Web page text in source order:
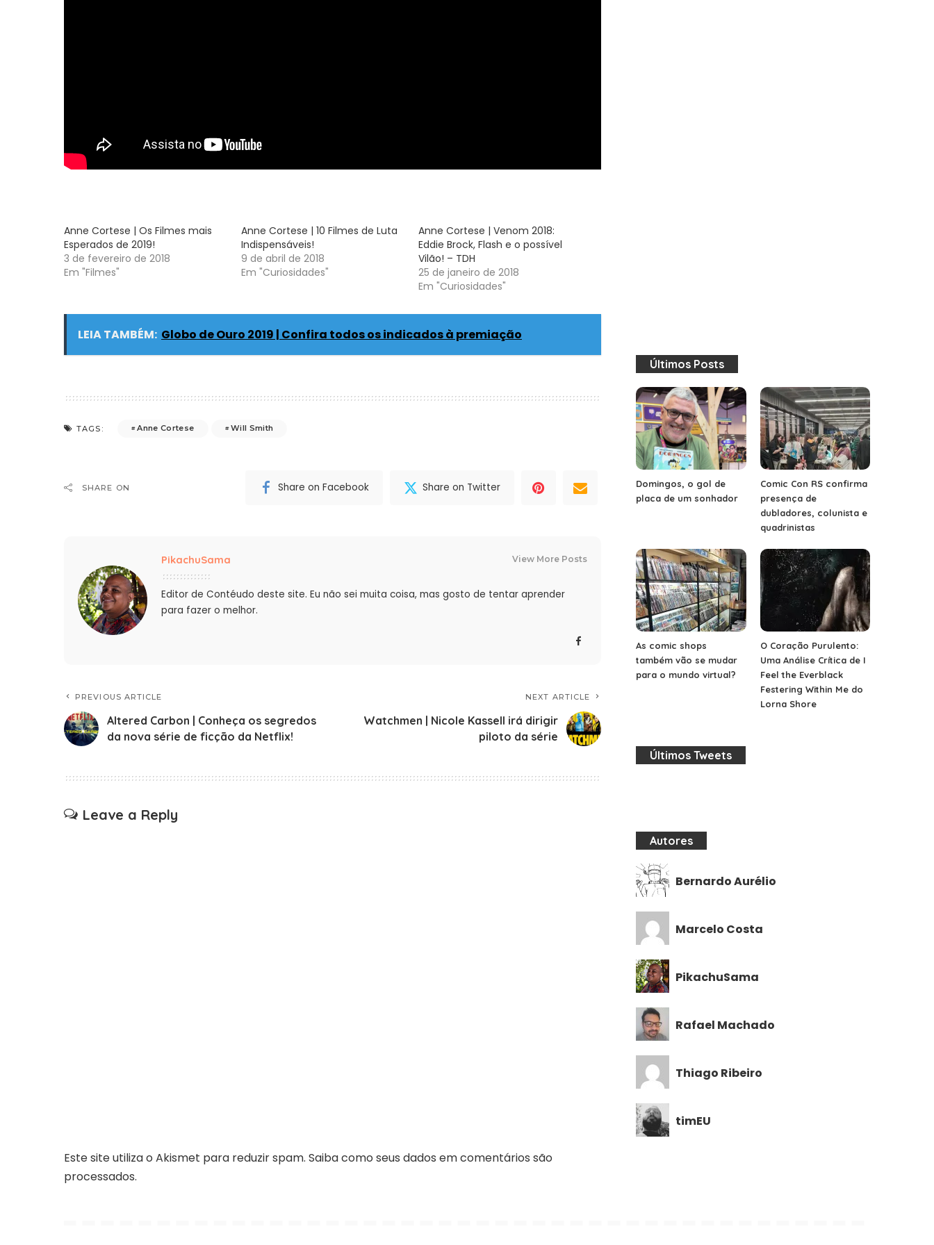
Anne Cortese | Os Filmes mais
Esperados de 2019!
3 de fevereiro de 2018
Em "Filmes"
Anne Cortese | 10 Filmes de Luta
Indispensáveis!
9 de abril de 2018
Em "Curiosidades"
Anne Cortese | Venom 2018:
Eddie Brock, Flash e o possível
Vilão! – TDH
25 de janeiro de 2018
Em "Curiosidades"
LEIA TAMBÉM: Globo de Ouro 2019 | Confira todos os indicados à premiação
TAGS: Anne Cortese Will Smith
SHARE ON Share on Facebook Share on Twitter
PikachuSama View More Posts
Editor de Contéudo deste site. Eu não sei muita coisa, mas gosto de tentar aprender
para fazer o melhor.
PREVIOUS ARTICLE
Altered Carbon | Conheça os segredos
da nova série de ficção da Netflix!
NEXT ARTICLE
Watchmen | Nicole Kassell irá dirigir
piloto da série
Leave a Reply
Este site utiliza o Akismet para reduzir spam. Saiba como seus dados em comentários são
processados.
Últimos Posts
Domingos, o gol de
placa de um sonhador
Comic Con RS confirma
presença de
dubladores, colunista e
quadrinistas
As comic shops
também vão se mudar
para o mundo virtual?
O Coração Purulento:
Uma Análise Crítica de I
Feel the Everblack
Festering Within Me do
Lorna Shore
Últimos Tweets
Autores
Bernardo Aurélio
Marcelo Costa
PikachuSama
Rafael Machado
Thiago Ribeiro
timEU